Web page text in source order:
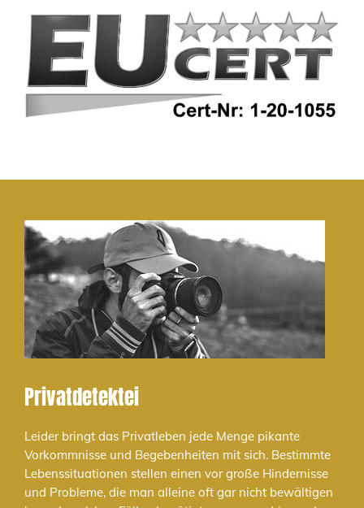
LB Detektive GmbH
Privatdetektei
Leider bringt das Privatleben jede Menge pikante
Vorkommnisse und Begebenheiten mit sich. Bestimmte
Lebenssituationen stellen einen vor große Hindernisse
und Probleme, die man alleine oft gar nicht bewältigen